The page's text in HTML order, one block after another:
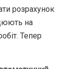
розрахунок
на
Тепер